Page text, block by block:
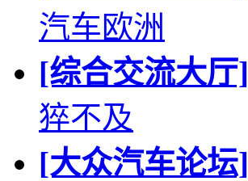
汽车欧洲
[综合交流大厅]
猝不及
[大众汽车论坛]